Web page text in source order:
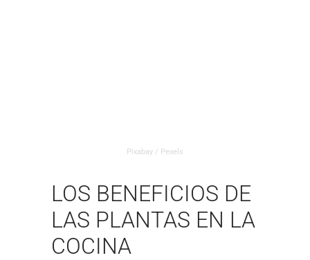
Pixabay / Pexels
LOS BENEFICIOS DE
LAS PLANTAS EN LA
COCINA